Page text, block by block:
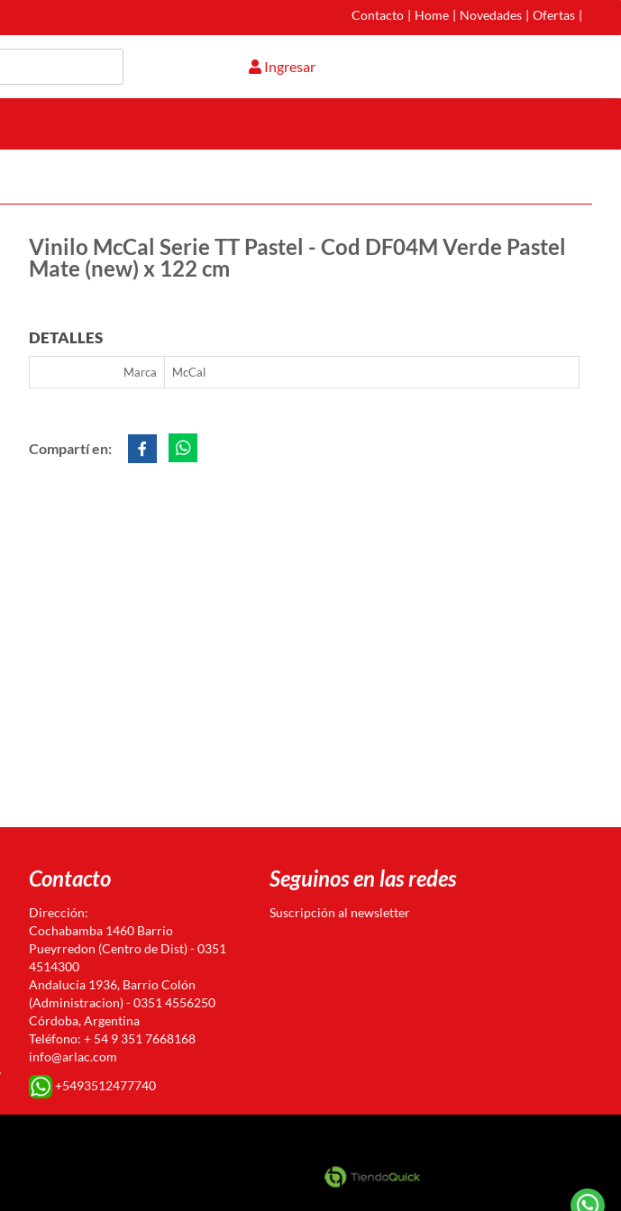
Contacto | Home | Novedades | Ofertas |
Ingresar
Vinilo McCal Serie TT Pastel - Cod DF04M Verde Pastel
Mate (new) x 122 cm
DETALLES
Marca McCal
Compartí en:
Contacto
Dirección:
Cochabamba 1460 Barrio
Pueyrredon (Centro de Dist) - 0351
4514300
Andalucía 1936, Barrio Colón
(Administracion) - 0351 4556250
Córdoba, Argentina
Teléfono: + 54 9 351 7668168
info@arlac.com
+5493512477740
Seguinos en las redes
Suscripción al newsletter